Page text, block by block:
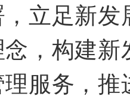
，立足新
，构建
理服务，